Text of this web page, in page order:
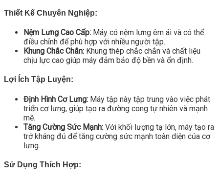
Thiết Kế Chuyên Nghiệp:
Nệm Lưng Cao Cấp: Máy có nệm lưng êm ái và có thể
điều chỉnh để phù hợp với nhiều người tập.
Khung Chắc Chắn: Khung thép chắc chắn và chất liệu
chịu lực cao giúp máy đảm bảo độ bền và ổn định.
Lợi Ích Tập Luyện:
Định Hình Cơ Lưng: Máy tập này tập trung vào việc phát
triển cơ lưng, giúp tạo ra đường cong tự nhiên và mạnh
mẽ.
Tăng Cường Sức Mạnh: Với khối lượng tạ lớn, máy tạo ra
trở kháng đủ để tăng cường sức mạnh toàn diện của cơ
lưng.
Sử Dụng Thích Hợp: